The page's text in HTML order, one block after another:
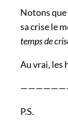
Notons que
sa crise le
temps de
Au vrai, les
P.S.